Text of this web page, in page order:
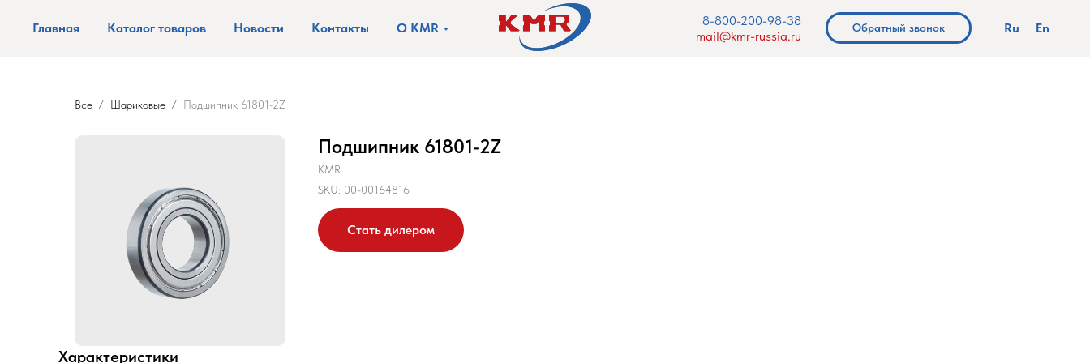
Главная Каталог товаров Новости Контакты О KMR
8-800-200-98-38
mail@kmr-russia.ru
Обратный звонок Ru En
Все Шариковые Подшипник 61801-2Z
Подшипник 61801-2Z
KMR
SKU: 00-00164816
Стать дилером
Характеристики